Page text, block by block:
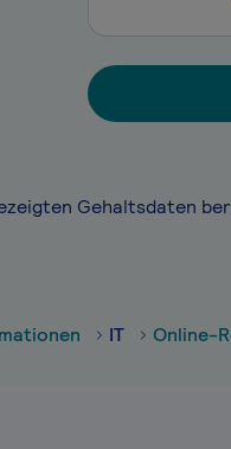
Gehaltsdaten
IT Online-